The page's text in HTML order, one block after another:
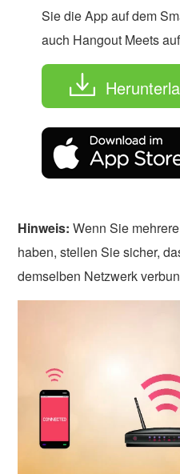
Sie die App auf dem
auch Hangout Meets
Hinweis:Wenn Sie
haben, stellen Sie sicher,
demselben Netzwerk